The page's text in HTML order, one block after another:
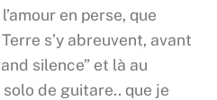
en perse, que
s’y abreuvent, avant
silence” et là au
de guitare.. que je